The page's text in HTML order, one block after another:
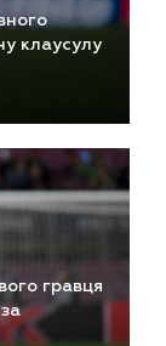
клаусулу
гравця